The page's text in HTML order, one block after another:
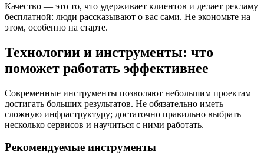
Качество — это то, что удерживает клиентов и делает рекламу
бесплатной: люди рассказывают о вас сами. Не экономьте на
этом, особенно на старте.
Технологии и инструменты: что
поможет работать эффективнее
Современные инструменты позволяют небольшим проектам
достигать больших результатов. Не обязательно иметь
сложную инфраструктуру; достаточно правильно выбрать
несколько сервисов и научиться с ними работать.
Рекомендуемые инструменты